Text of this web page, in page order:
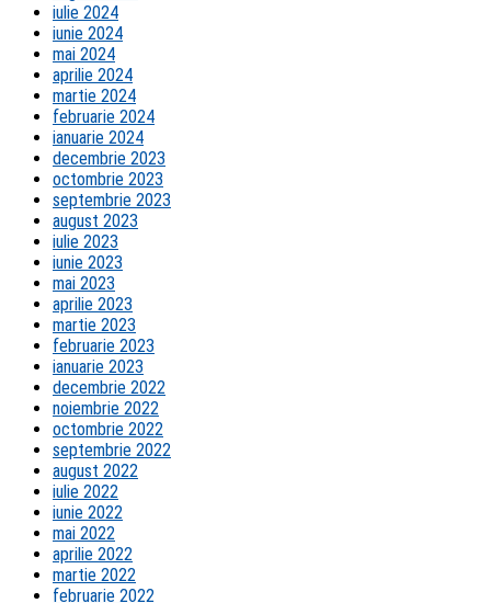
iulie 2024
iunie 2024
mai 2024
aprilie 2024
martie 2024
februarie 2024
ianuarie 2024
decembrie 2023
octombrie 2023
septembrie 2023
august 2023
iulie 2023
iunie 2023
mai 2023
aprilie 2023
martie 2023
februarie 2023
ianuarie 2023
decembrie 2022
noiembrie 2022
octombrie 2022
septembrie 2022
august 2022
iulie 2022
iunie 2022
mai 2022
aprilie 2022
martie 2022
februarie 2022